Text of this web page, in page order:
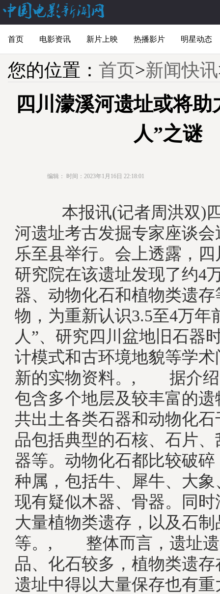
首页 电影资讯 新片上映 热播影片 明星动态
您的位置： 首页>新闻快讯
四川濛溪河遗址或将助
人”之谜
编辑： 时间：2023年1月16日 22:18:01
本报讯(记者周洪双)
河遗址考古发掘专家座谈
乐至县举行。会上透露，
研究院在该遗址发现了约4
器、动物化石和植物类遗
物，为重新认识3.5至4万年
人”、研究四川盆地旧石器
计模式和古环境地貌等学
新的实物资料。, 据介绍
包含多个地层及较丰富的
共出土各类石器和动物化
品包括典型的石核、石片
器等。动物化石都比较破
种属，包括牛、犀牛、大
现有疑似木器、骨器。同
大量植物类遗存，以及石
等。, 整体而言，遗址遗
品、化石较多，植物类遗
遗址中得以大量保存也有